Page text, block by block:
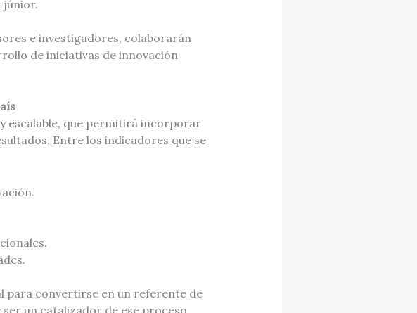
júnior.
e investigadores, colaborarán
de iniciativas de innovación
escalable, que permitirá incorporar
Entre los indicadores que se
para convertirse en un referente de
un catalizador de ese proceso